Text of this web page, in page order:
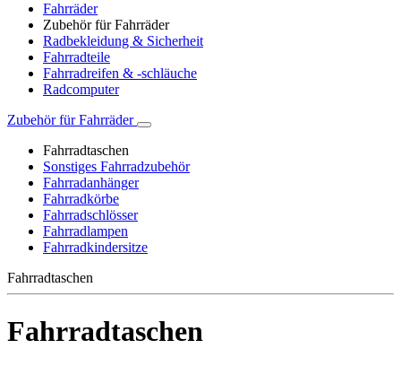
Fahrräder
Zubehör für Fahrräder
Radbekleidung & Sicherheit
Fahrradteile
Fahrradreifen & -schläuche
Radcomputer
Zubehör für Fahrräder
Fahrradtaschen
Sonstiges Fahrradzubehör
Fahrradanhänger
Fahrradkörbe
Fahrradschlösser
Fahrradlampen
Fahrradkindersitze
Fahrradtaschen
Fahrradtaschen